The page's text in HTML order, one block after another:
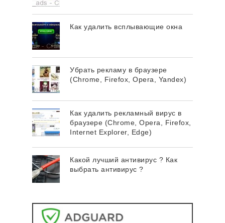
Как удалить всплывающие окна
Убрать рекламу в браузере
(Chrome, Firefox, Opera, Yandex)
Как удалить рекламный вирус в
браузере (Chrome, Opera, Firefox,
Internet Explorer, Edge)
Какой лучший антивирус ? Как
выбрать антивирус ?